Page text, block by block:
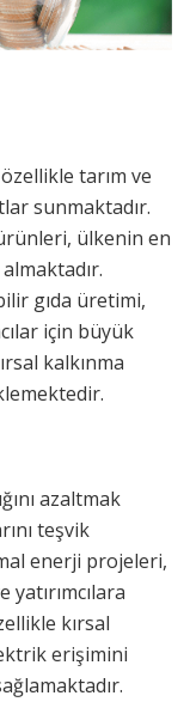
tarım ve
sunmaktadır.
ülkenin en
gıda üretimi,
için büyük
kalkınma
azaltmak
teşvik
enerji projeleri,
kırsal
erişimini